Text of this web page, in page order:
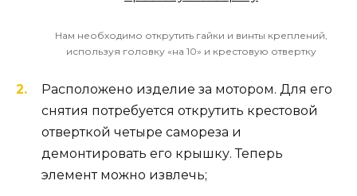
Нам необходимо открутить гайки и винты креплений,
используя головку «на 10» и крестовую отвертку
Расположено изделие за мотором. Для его
снятия потребуется открутить крестовой
отверткой четыре самореза и
демонтировать его крышку. Теперь
элемент можно извлечь;